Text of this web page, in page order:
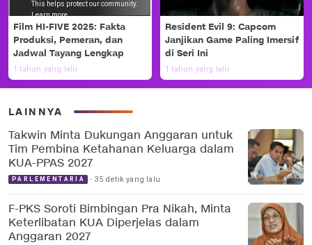
Film HI-FIVE 2025: Fakta
Produksi, Pemeran, dan
Jadwal Tayang Lengkap
1 tahun yang lalu
Resident Evil 9: Capcom
Janjikan Game Paling Imersif
di Seri Ini
1 tahun yang lalu
LAINNYA
Takwin Minta Dukungan Anggaran untuk
Tim Pembina Ketahanan Keluarga dalam
KUA-PPAS 2027
PARLEMENTARIA 35 detik yang lalu
F-PKS Soroti Bimbingan Pra Nikah, Minta
Keterlibatan KUA Diperjelas dalam
Anggaran 2027